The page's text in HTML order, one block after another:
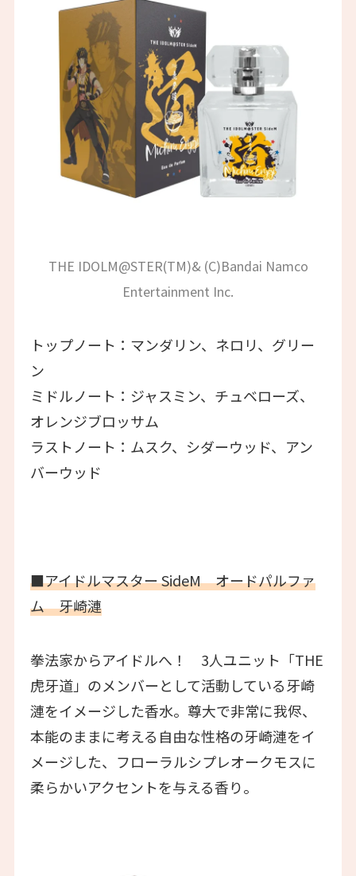
THE IDOLM@STER(TM)& (C)Bandai Namco
Entertainment Inc.
トップノート：マンダリン、ネロリ、グリー
ン
ミドルノート：ジャスミン、チュベローズ、
オレンジブロッサム
ラストノート：ムスク、シダーウッド、アン
バーウッド
■アイドルマスター SideM オードパルファ
ム 牙崎漣
拳法家からアイドルへ！ 3人ユニット「THE
虎牙道」のメンバーとして活動している牙崎
漣をイメージした香水。尊大で非常に我侭、
本能のままに考える自由な性格の牙崎漣をイ
メージした、フローラルシプレオークモスに
柔らかいアクセントを与える香り。